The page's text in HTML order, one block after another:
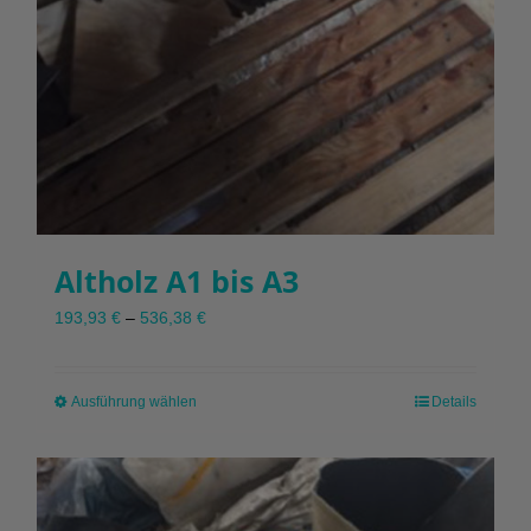
Altholz A1 bis A3
193,93 €– 536,38 €
Ausführung wählenDieses
weist
mehrere
Varianten
Details